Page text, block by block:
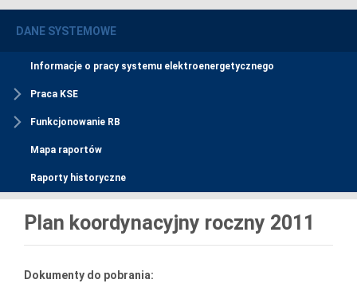
DANE SYSTEMOWE
Informacje o pracy systemu elektroenergetycznego
Praca KSE
Funkcjonowanie RB
Mapa raportów
Raporty historyczne
Plan koordynacyjny roczny 2011
Dokumenty do pobrania: